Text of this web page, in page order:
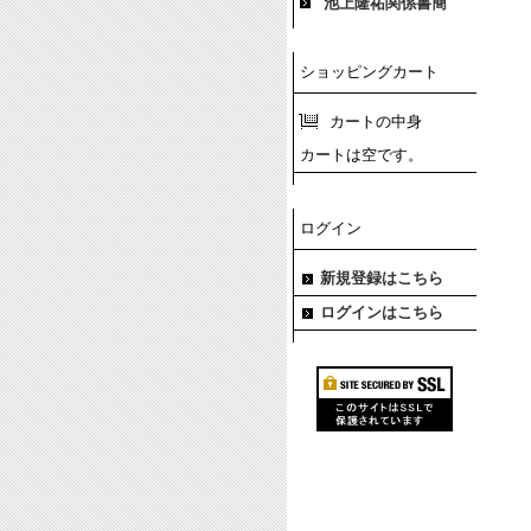
ショッピングカート
カートの中身
カートは空です。
ログイン
新規登録はこちら
ログインはこちら